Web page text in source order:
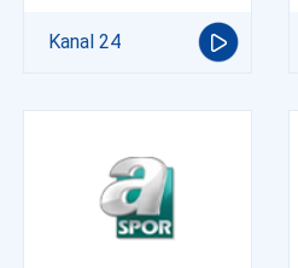
Kanal 24